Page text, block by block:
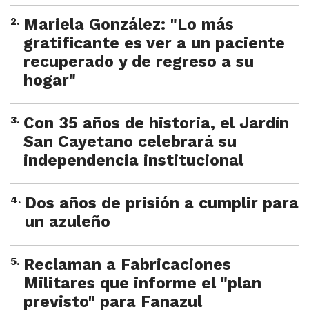
2. Mariela González: "Lo más
gratificante es ver a un paciente
recuperado y de regreso a su
hogar"
3. Con 35 años de historia, el Jardín
San Cayetano celebrará su
independencia institucional
4. Dos años de prisión a cumplir para
un azuleño
5. Reclaman a Fabricaciones
Militares que informe el "plan
previsto" para Fanazul